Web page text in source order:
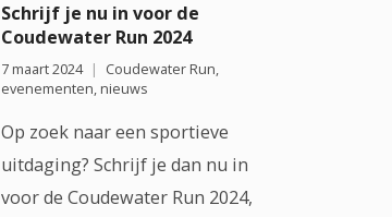
Schrijf je nu in voor de
Coudewater Run 2024
7 maart 2024 Coudewater Run,
evenementen, nieuws
Op zoek naar een sportieve
uitdaging? Schrijf je dan nu in
voor de Coudewater Run 2024,